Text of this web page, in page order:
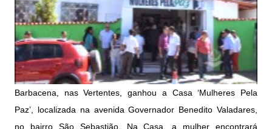
Barbacena, nas Vertentes, ganhou a Casa ‘Mulheres Pela
Paz’, localizada na avenida Governador Benedito Valadares,
no bairro São Sebastião. Na Casa, a mulher encontrará